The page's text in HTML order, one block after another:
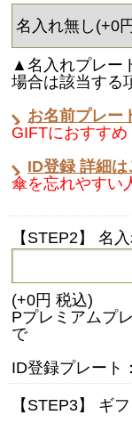
▲名入れプレー
場合は該当する
お名前プレー
GIFTにおすすめ
ID登録 詳細は
傘を忘れやすい
【STEP2】 名
(+0円 税込)
Pプレミアムプ
で
ID登録プレート
【STEP3】 ギ